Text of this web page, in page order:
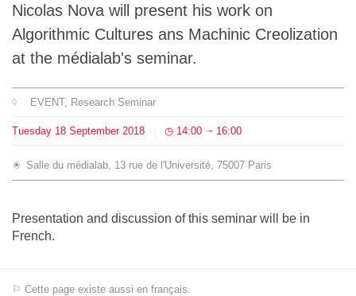
The médialab
Nicolas Nova will present his work on
Algorithmic Cultures ans Machinic Creolization
at the médialab's seminar.
EVENT, Research Seminar
Tuesday 18 September 2018 14:00 ⇥ 16:00
Salle du médialab, 13 rue de l'Université, 75007 Paris
Presentation and discussion of this seminar will be in
French.
⚐ Cette page existe aussi en français.